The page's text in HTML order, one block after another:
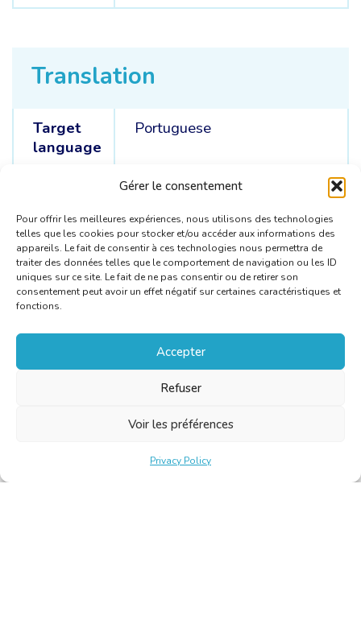
Gérer le consentement
Pour offrir les meilleures expériences, nous utilisons des technologies
telles que les cookies pour stocker et/ou accéder aux informations des
appareils. Le fait de consentir à ces technologies nous permettra de
traiter des données telles que le comportement de navigation ou les ID
uniques sur ce site. Le fait de ne pas consentir ou de retirer son
consentement peut avoir un effet négatif sur certaines caractéristiques et
fonctions.
Accepter
Refuser
Voir les préférences
Privacy Policy
Translation
Target
language
Portuguese
French /English